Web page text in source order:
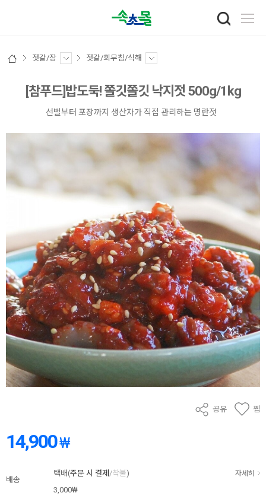
젓갈/장 젓갈/회무침/식해
[참푸드]밥도둑! 쫄깃쫄깃 낙지젓 500g/1kg
선벌부터 포장까지 생산자가 직접 관리하는 명란젓
공유 찜
14,900₩
배송
택배(주문 시 결제 /착불) 자세히
3,000₩